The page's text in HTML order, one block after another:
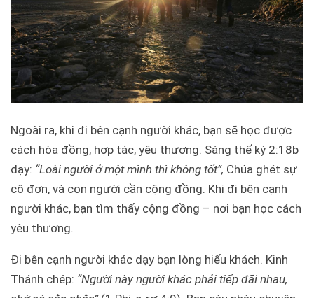
Ngoài ra, khi đi bên cạnh người khác, bạn sẽ học được
cách hòa đồng, hợp tác, yêu thương. Sáng thế ký 2:18b
dạy: “Loài người ở một mình thì không tốt”, Chúa ghét sự
cô đơn, và con người cần cộng đồng. Khi đi bên cạnh
người khác, bạn tìm thấy cộng đồng – nơi bạn học cách
yêu thương.
Đi bên cạnh người khác dạy bạn lòng hiếu khách. Kinh
Thánh chép: “Người này người khác phải tiếp đãi nhau,